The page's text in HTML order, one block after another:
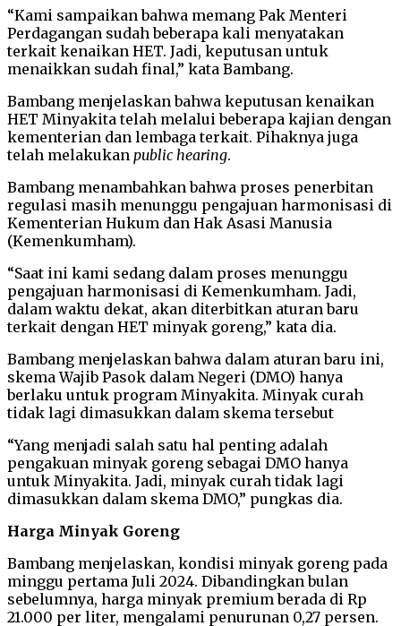
“Kami sampaikan bahwa memang Pak Menteri
Perdagangan sudah beberapa kali menyatakan
terkait kenaikan HET. Jadi, keputusan untuk
menaikkan sudah final,” kata Bambang.
Bambang menjelaskan bahwa keputusan kenaikan
HET Minyakita telah melalui beberapa kajian dengan
kementerian dan lembaga terkait. Pihaknya juga
telah melakukan public hearing.
Bambang menambahkan bahwa proses penerbitan
regulasi masih menunggu pengajuan harmonisasi di
Kementerian Hukum dan Hak Asasi Manusia
(Kemenkumham).
“Saat ini kami sedang dalam proses menunggu
pengajuan harmonisasi di Kemenkumham. Jadi,
dalam waktu dekat, akan diterbitkan aturan baru
terkait dengan HET minyak goreng,” kata dia.
Bambang menjelaskan bahwa dalam aturan baru ini,
skema Wajib Pasok dalam Negeri (DMO) hanya
berlaku untuk program Minyakita. Minyak curah
tidak lagi dimasukkan dalam skema tersebut
“Yang menjadi salah satu hal penting adalah
pengakuan minyak goreng sebagai DMO hanya
untuk Minyakita. Jadi, minyak curah tidak lagi
dimasukkan dalam skema DMO,” pungkas dia.
Harga Minyak Goreng
Bambang menjelaskan, kondisi minyak goreng pada
minggu pertama Juli 2024. Dibandingkan bulan
sebelumnya, harga minyak premium berada di Rp
21.000 per liter, mengalami penurunan 0,27 persen.